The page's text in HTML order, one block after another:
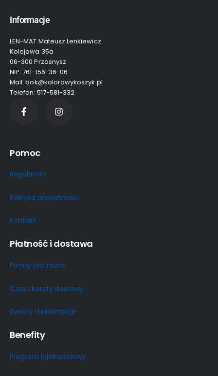
Informacje
LEN-MAT Mateusz Lenkiewicz
Kolejowa 35a
06-300 Przasnysz
NIP: 761-156-36-06
Mail: bok@kolorowykoszyk.pl
Telefon: 517-581-332
Pomoc
Regulamin
Polityka prywatności
Kontakt
Płatność i dostawa
Formy płatności
Czas i koszty dostawy
Zwroty i reklamacje
Benefity
Program lojalnościowy